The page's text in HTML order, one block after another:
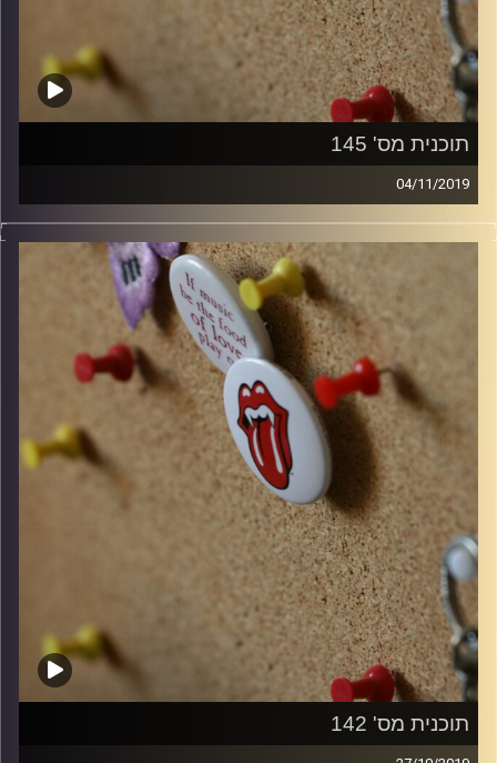
תוכנית מס' 145
04/11/2019
קלאסיקות רוק עם אורן הוף.
włodi
תוכנית מס' 142